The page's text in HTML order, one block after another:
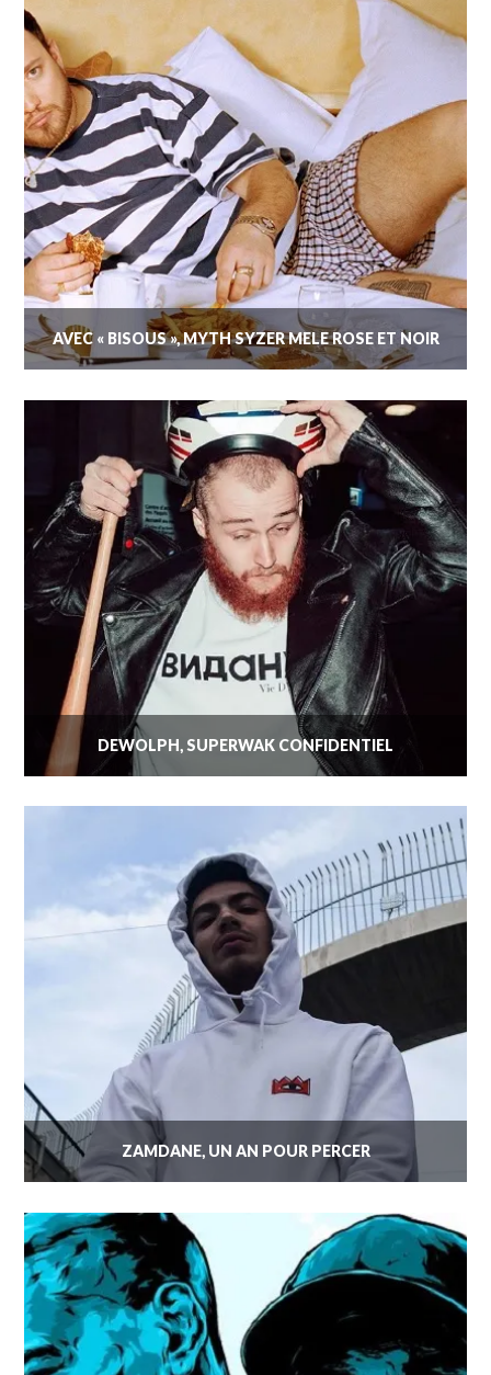
AVEC « BISOUS », MYTH SYZER MÊLE ROSE ET NOIR
DEWOLPH, SUPERWAK CONFIDENTIEL
ZAMDANE, UN AN POUR PERCER